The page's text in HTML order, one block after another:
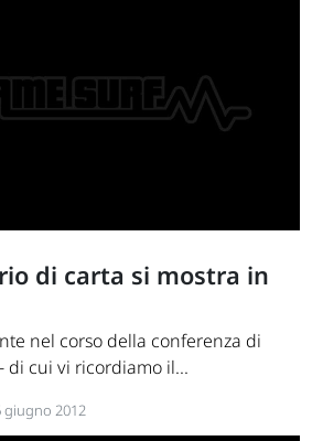
di carta si mostra in
nel corso della conferenza di
cui vi ricordiamo il...
giugno 2012